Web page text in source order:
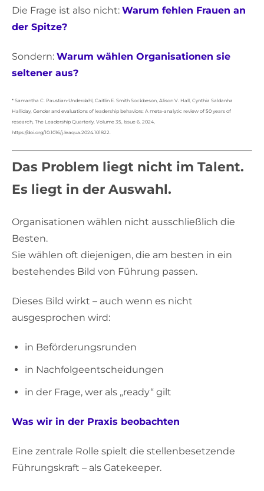
Die Frage ist also nicht: Warum fehlen Frauen an
der Spitze?
Sondern: Warum wählen Organisationen sie
seltener aus?
* Samantha C. Paustian-Underdahl, Caitlin E. Smith Sockbeson, Alison V. Hall, Cynthia Saldanha
Halliday, Gender and evaluations of leadership behaviors: A meta-analytic review of 50 years of
research, The Leadership Quarterly, Volume 35, Issue 6, 2024,
https://doi.org/10.1016/j.leaqua.2024.101822.
Das Problem liegt nicht im Talent.
Es liegt in der Auswahl.
Organisationen wählen nicht ausschließlich die
Besten.
Sie wählen oft diejenigen, die am besten in ein
bestehendes Bild von Führung passen.
Dieses Bild wirkt – auch wenn es nicht
ausgesprochen wird:
in Beförderungsrunden
in Nachfolgeentscheidungen
in der Frage, wer als „ready“ gilt
Was wir in der Praxis beobachten
Eine zentrale Rolle spielt die stellenbesetzende
Führungskraft – als Gatekeeper.